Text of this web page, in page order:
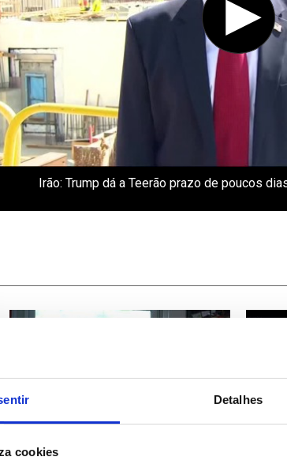
Detalhes
cookies
Irão: Trump dá a Teerão prazo de poucos